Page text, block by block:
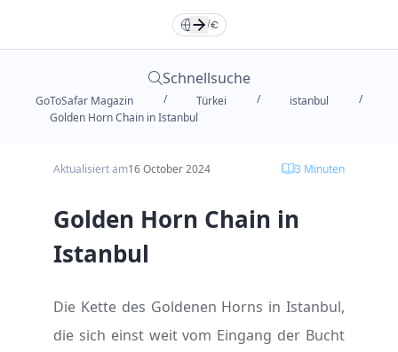
DE/€
TR English
فارسی FA العربية AR
Toman TL
GoToSafar Magazin / Türkei / istanbul
/
Golden Horn Chain in Istanbul
Schnellsuche
Aktualisiert am16 October 2024 3 Minuten
Golden Horn Chain in
Istanbul
Die Kette des Goldenen Horns in Istanbul,
die sich einst weit vom Eingang der Bucht
TR English
فارسی FA العربية AR
Toman TL